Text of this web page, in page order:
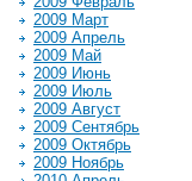
2009 Март
2009 Апрель
2009 Май
2009 Июнь
2009 Июль
2009 Август
2009 Сентябрь
2009 Октябрь
2009 Ноябрь